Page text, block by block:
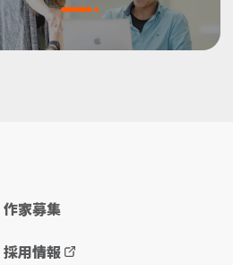
作家募集
採用情報